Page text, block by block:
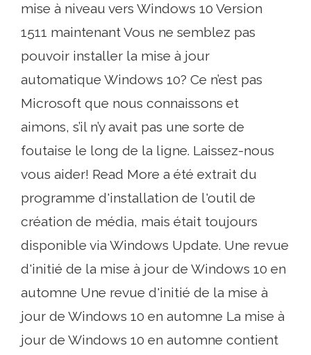
mise à niveau vers Windows 10 Version
1511 maintenant Vous ne semblez pas
pouvoir installer la mise à jour
automatique Windows 10? Ce n’est pas
Microsoft que nous connaissons et
aimons, s’il n’y avait pas une sorte de
foutaise le long de la ligne. Laissez-nous
vous aider! Read More a été extrait du
programme d'installation de l'outil de
création de média, mais était toujours
disponible via Windows Update. Une revue
d'initié de la mise à jour de Windows 10 en
automne Une revue d'initié de la mise à
jour de Windows 10 en automne La mise à
jour de Windows 10 en automne contient